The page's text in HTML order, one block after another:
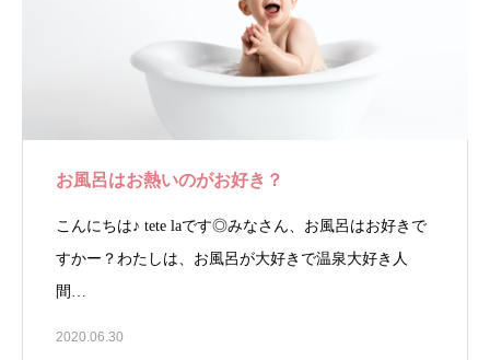
お風呂はお熱いのがお好き？
こんにちは♪ tete laです◎みなさん、お風呂はお好きで
すかー？わたしは、お風呂が大好きで温泉大好き人
間…
2020.06.30